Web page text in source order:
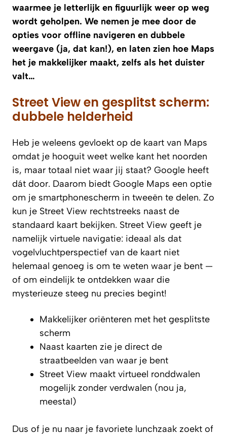
waarmee je letterlijk en figuurlijk weer op weg
wordt geholpen. We nemen je mee door de
opties voor offline navigeren en dubbele
weergave (ja, dat kan!), en laten zien hoe Maps
het je makkelijker maakt, zelfs als het duister
valt…
Street View en gesplitst scherm:
dubbele helderheid
Heb je weleens gevloekt op de kaart van Maps
omdat je hooguit weet welke kant het noorden
is, maar totaal niet waar jij staat? Google heeft
dát door. Daarom biedt Google Maps een optie
om je smartphonescherm in tweeën te delen. Zo
kun je Street View rechtstreeks naast de
standaard kaart bekijken. Street View geeft je
namelijk virtuele navigatie: ideaal als dat
vogelvluchtperspectief van de kaart niet
helemaal genoeg is om te weten waar je bent —
of om eindelijk te ontdekken waar die
mysterieuze steeg nu precies begint!
Makkelijker oriënteren met het gesplitste
scherm
Naast kaarten zie je direct de
straatbeelden van waar je bent
Street View maakt virtueel ronddwalen
mogelijk zonder verdwalen (nou ja,
meestal)
Dus of je nu naar je favoriete lunchzaak zoekt of